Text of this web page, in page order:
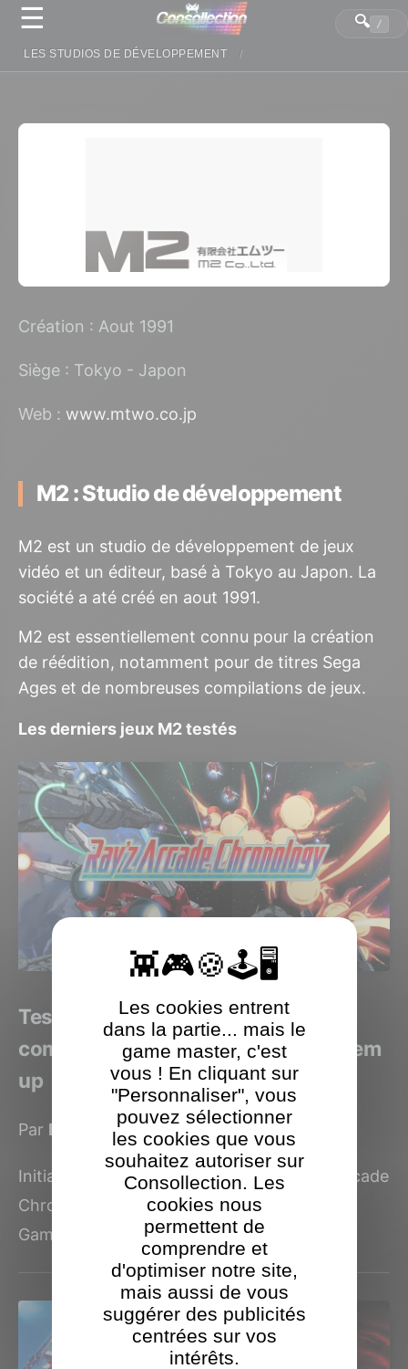
☰
LES STUDIOS DE DÉVELOPPEMENT
🔍 /
Création : Aout 1991
Siège : Tokyo - Japon
Web : www.mtwo.co.jp
M2 : Studio de développement
M2 est un studio de développement de jeux
vidéo et un éditeur, basé à Tokyo au Japon. La
société a até créé en aout 1991.
M2 est essentiellement connu pour la création
de réédition, notamment pour de titres Sega
Ages et de nombreuses compilations de jeux.
Les derniers jeux M2 testés
Test Ray'Z Arcade Chronology. Une
compilation pour les fans de shoot'em
up
Par Benjamin Levyle 3 juillet 2023
Initialement annoncé qu'au Japon, Ray'z Arcade
Chronology est finalement édité par ININ
Games en Europe....
Panneau de gestion des cookies
Les cookies entrent
dans la partie... mais le
game master, c'est
vous ! En cliquant sur
"Personnaliser", vous
pouvez sélectionner
les cookies que vous
souhaitez autoriser sur
Consollection. Les
cookies nous
permettent de
comprendre et
d'optimiser notre site,
mais aussi de vous
suggérer des publicités
centrées sur vos
intérêts.